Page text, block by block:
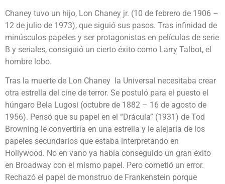
Chaney tuvo un hijo, Lon Chaney jr. (10 de febrero de 1906 –
12 de julio de 1973), que siguió sus pasos. Tras infinidad de
minúsculos papeles y ser protagonistas en películas de serie
B y seriales, consiguió un cierto éxito como Larry Talbot, el
hombre lobo.
Tras la muerte de Lon Chaney la Universal necesitaba crear
otra estrella del cine de terror. Se postuló para el puesto el
húngaro Bela Lugosi (octubre de 1882 – 16 de agosto de
1956). Pensó que su papel en el “Drácula” (1931) de Tod
Browning le convertiría en una estrella y le alejaría de los
papeles secundarios que estaba interpretando en
Hollywood. No en vano ya había conseguido un gran éxito
en Broadway con el mismo papel. Pero cometió un error.
Rechazó el papel de monstruo de Frankenstein porque